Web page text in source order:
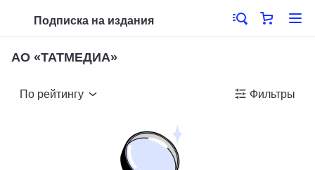
Подписка на издания
АО «ТАТМЕДИА»
По рейтингу Фильтры